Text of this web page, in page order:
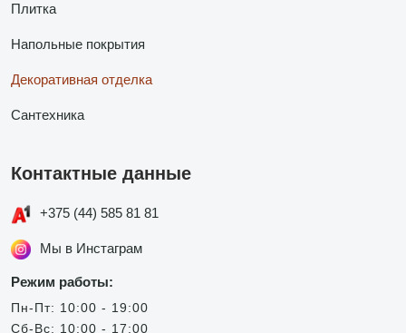
Плитка
Напольные покрытия
Декоративная отделка
Сантехника
Контактные данные
+375 (44) 585 81 81
Мы в Инстаграм
Режим работы:
Пн-Пт: 10:00 - 19:00
Сб-Вс: 10:00 - 17:00